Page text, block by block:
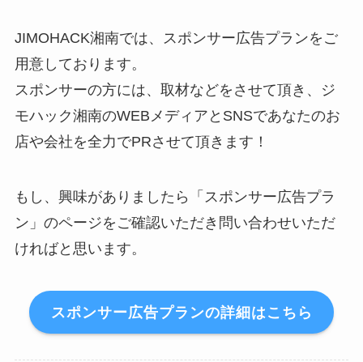
JIMOHACK湘南では、スポンサー広告プランをご
用意しております。
スポンサーの方には、取材などをさせて頂き、ジ
モハック湘南のWEBメディアとSNSであなたのお
店や会社を全力でPRさせて頂きます！
もし、興味がありましたら「スポンサー広告プラ
ン」のページをご確認いただき問い合わせいただ
ければと思います。
スポンサー広告プランの詳細はこちら